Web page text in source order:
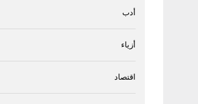
أدب
أزياء
اقتصاد